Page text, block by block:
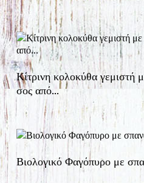
Κίτρινη κολοκύθα γεμιστή
σος από…
Βιολογικό Φαγόπυρο με